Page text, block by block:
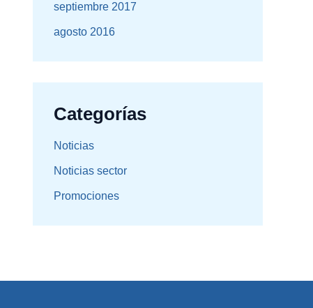
septiembre 2017
agosto 2016
Categorías
Noticias
Noticias sector
Promociones